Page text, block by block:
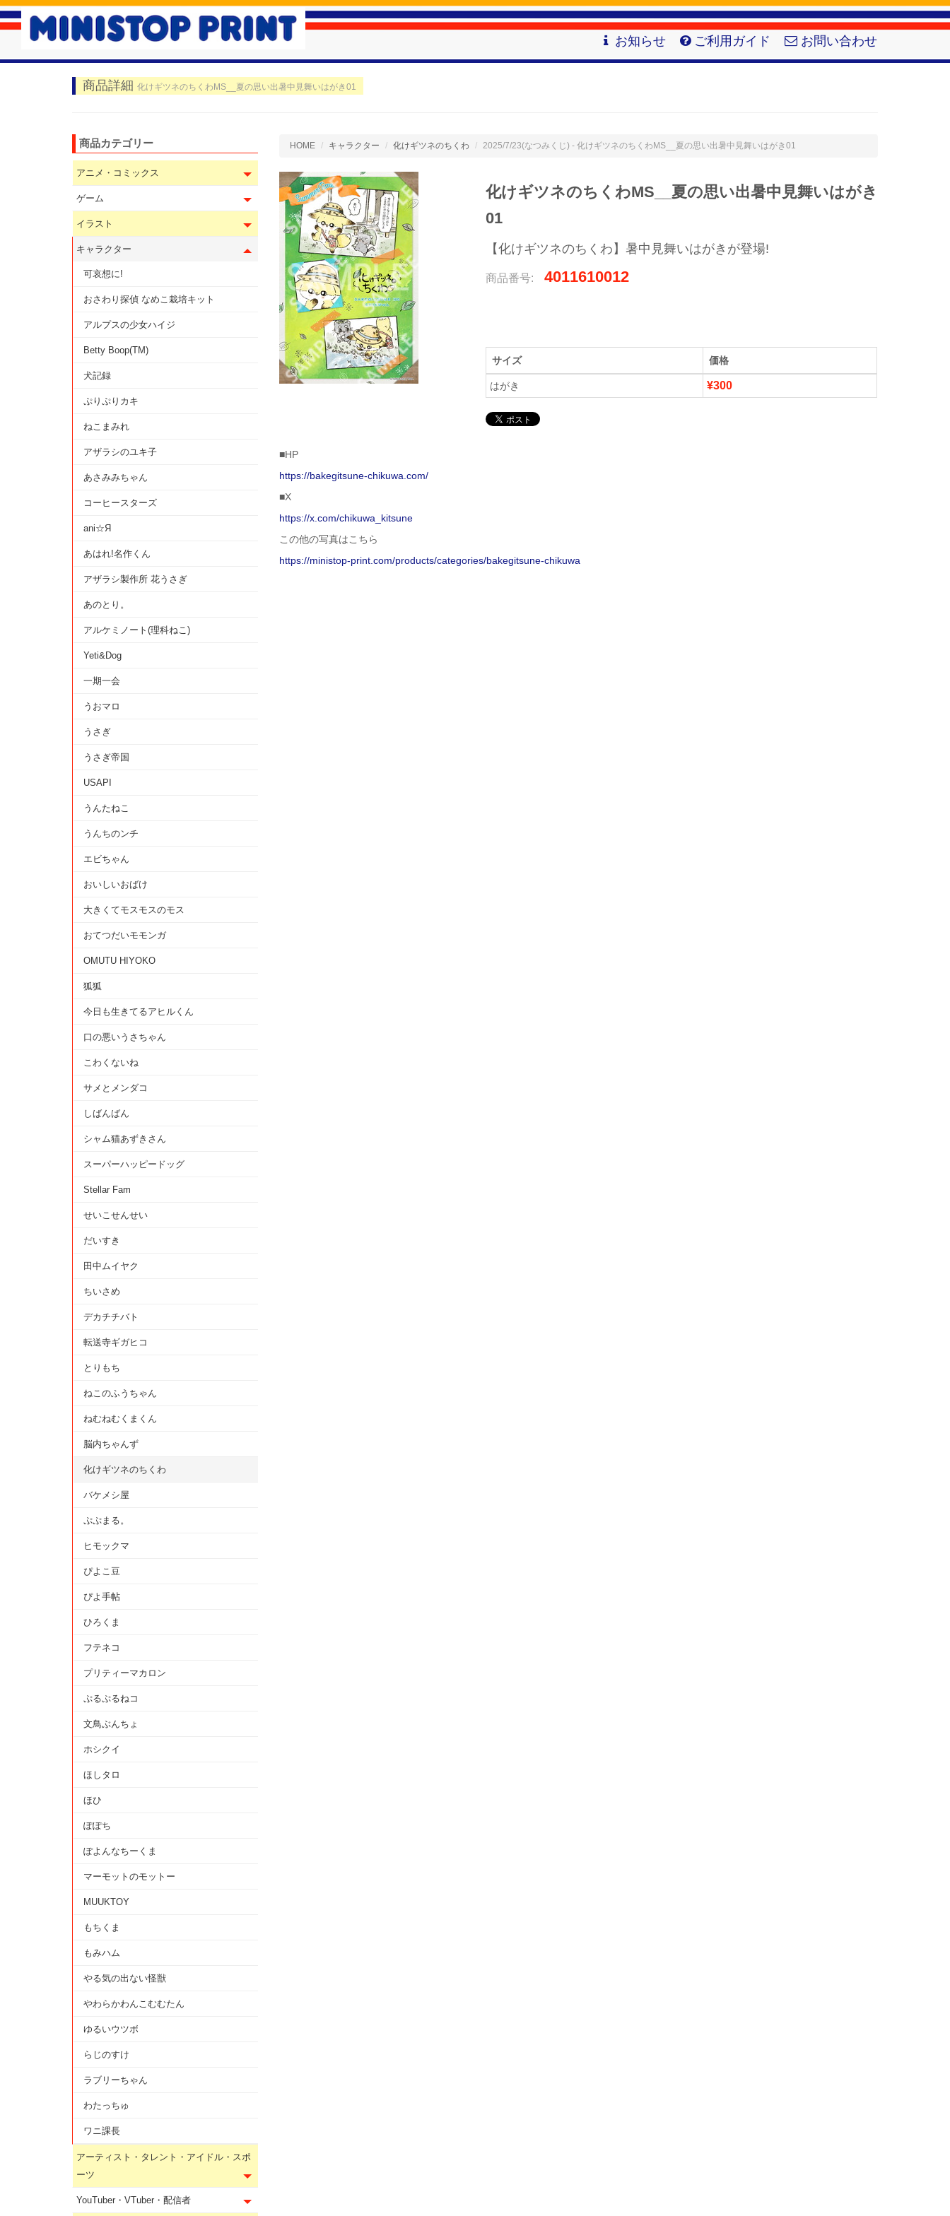
お知らせ ご利用ガイド お問い合わせ
商品詳細 化けギツネのちくわMS__夏の思い出暑中見舞いはがき01
HOME キャラクター 化けギツネのちくわ 2025/7/23(なつみくじ) - 化けギツネのちくわMS__夏の思い出暑中見舞いはがき01
化けギツネのちくわMS__夏の思い出暑中見舞いはがき
01
【化けギツネのちくわ】暑中見舞いはがきが登場!
商品番号: 4011610012
サイズ 価格
はがき ¥300
■HP
https://bakegitsune-chikuwa.com/
■X
https://x.com/chikuwa_kitsune
この他の写真はこちら
https://ministop-print.com/products/categories/bakegitsune-chikuwa
商品カテゴリー
アニメ・コミックス
ゲーム
イラスト
キャラクター
可哀想に!
おさわり探偵 なめこ栽培キット
アルプスの少女ハイジ
Betty Boop(TM)
犬記録
ぷりぷりカキ
ねこまみれ
アザラシのユキ子
あさみみちゃん
コーヒースターズ
ani☆Я
あはれ!名作くん
アザラシ製作所 花うさぎ
あのとり。
アルケミノート(理科ねこ)
Yeti&Dog
一期一会
うおマロ
うさぎ
うさぎ帝国
USAPI
うんたねこ
うんちのンチ
エビちゃん
おいしいおばけ
大きくてモスモスのモス
おてつだいモモンガ
OMUTU HIYOKO
狐狐
今日も生きてるアヒルくん
口の悪いうさちゃん
こわくないね
サメとメンダコ
しばんばん
シャム猫あずきさん
スーパーハッピードッグ
Stellar Fam
せいこせんせい
だいすき
田中ムイヤク
ちいさめ
デカチチバト
転送寺ギガヒコ
とりもち
ねこのふうちゃん
ねむねむくまくん
脳内ちゃんず
化けギツネのちくわ
バケメシ屋
ぷぷまる。
ヒモックマ
ぴよこ豆
ぴよ手帖
ひろくま
フテネコ
プリティーマカロン
ぷるぷるねコ
文鳥ぶんちょ
ホシクイ
ほしタロ
ほひ
ぽぽち
ぽよんなちーくま
マーモットのモットー
MUUKTOY
もちくま
もみハム
やる気の出ない怪獣
やわらかわんこむむたん
ゆるいウツボ
らじのすけ
ラブリーちゃん
わたっちゅ
ワニ課長
アーティスト・タレント・アイドル・スポ
ーツ
YouTuber・VTuber・配信者